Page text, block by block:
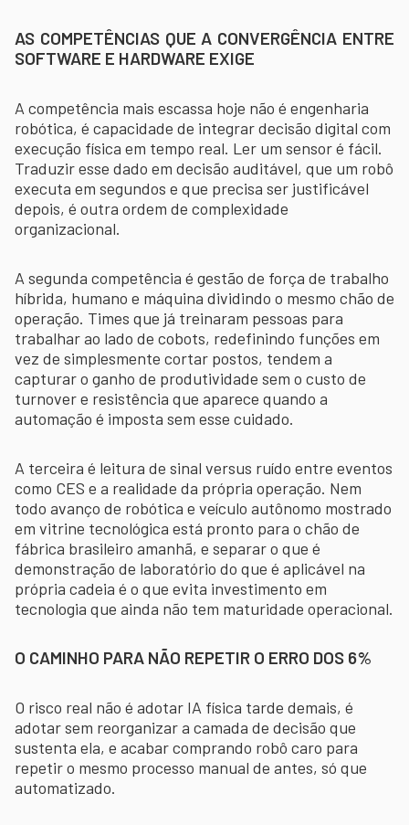
AS COMPETÊNCIAS QUE A CONVERGÊNCIA ENTRE
SOFTWARE E HARDWARE EXIGE
A competência mais escassa hoje não é engenharia
robótica, é capacidade de integrar decisão digital com
execução física em tempo real. Ler um sensor é fácil.
Traduzir esse dado em decisão auditável, que um robô
executa em segundos e que precisa ser justificável
depois, é outra ordem de complexidade
organizacional.
A segunda competência é gestão de força de trabalho
híbrida, humano e máquina dividindo o mesmo chão de
operação. Times que já treinaram pessoas para
trabalhar ao lado de cobots, redefinindo funções em
vez de simplesmente cortar postos, tendem a
capturar o ganho de produtividade sem o custo de
turnover e resistência que aparece quando a
automação é imposta sem esse cuidado.
A terceira é leitura de sinal versus ruído entre eventos
como CES e a realidade da própria operação. Nem
todo avanço de robótica e veículo autônomo mostrado
em vitrine tecnológica está pronto para o chão de
fábrica brasileiro amanhã, e separar o que é
demonstração de laboratório do que é aplicável na
própria cadeia é o que evita investimento em
tecnologia que ainda não tem maturidade operacional.
O CAMINHO PARA NÃO REPETIR O ERRO DOS 6%
O risco real não é adotar IA física tarde demais, é
adotar sem reorganizar a camada de decisão que
sustenta ela, e acabar comprando robô caro para
repetir o mesmo processo manual de antes, só que
automatizado.